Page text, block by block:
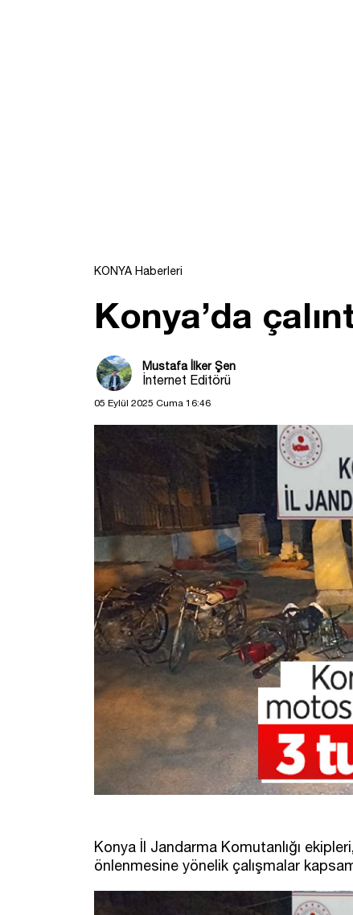
KONYA Haberleri
Konya’da
Mustafa İlker Şen
İnternet Editörü
05 Eylül 2025 Cuma 16:46
Konya İl Jandarma Komutanlığı
önlenmesine yönelik çalışmalar